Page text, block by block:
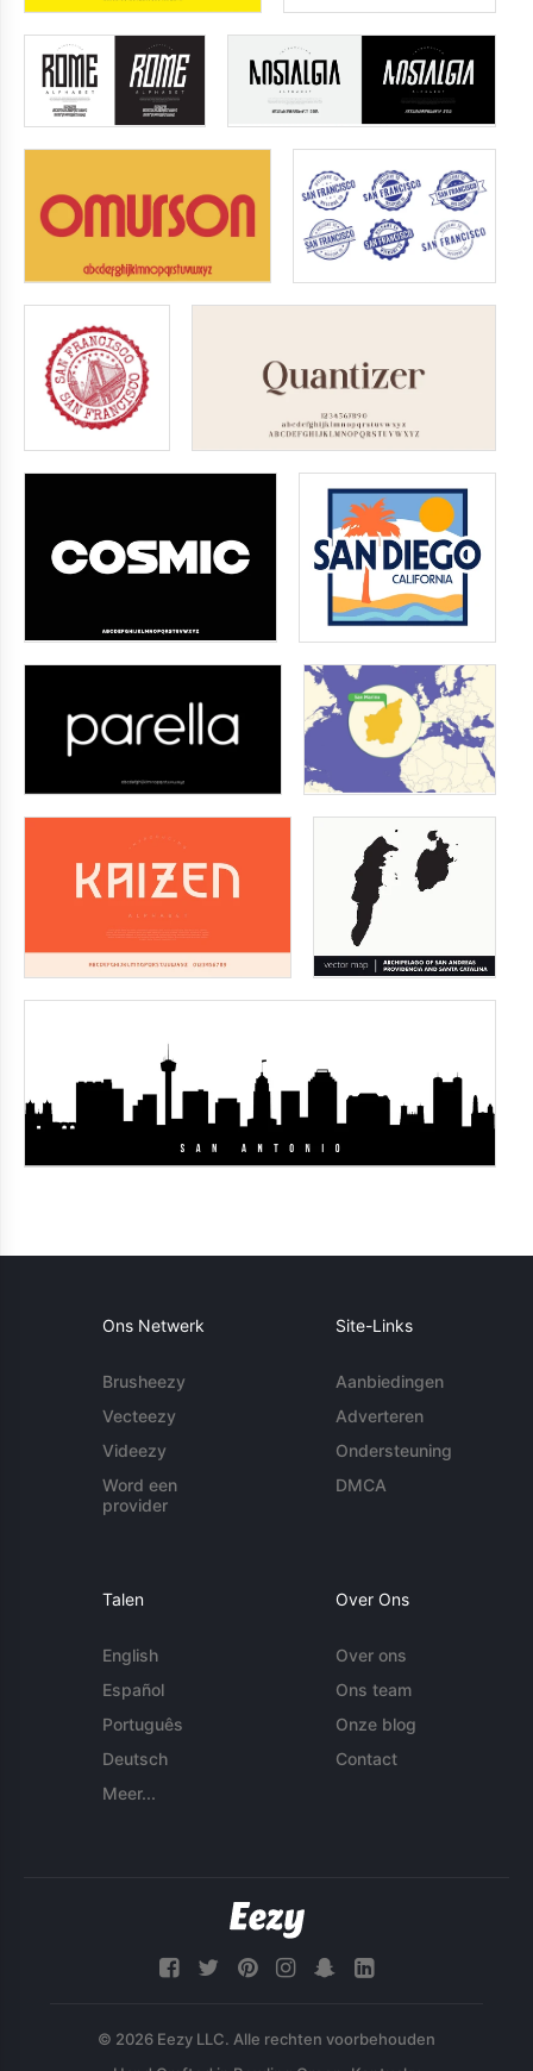
Ons Netwerk
Brusheezy
Vecteezy
Videezy
Word een
provider
Site-Links
Aanbiedingen
Adverteren
Ondersteuning
DMCA
Talen
English
Español
Português
Deutsch
Meer...
Over Ons
Over ons
Ons team
Onze blog
Contact
© 2026 Eezy LLC. Alle rechten voorbehouden